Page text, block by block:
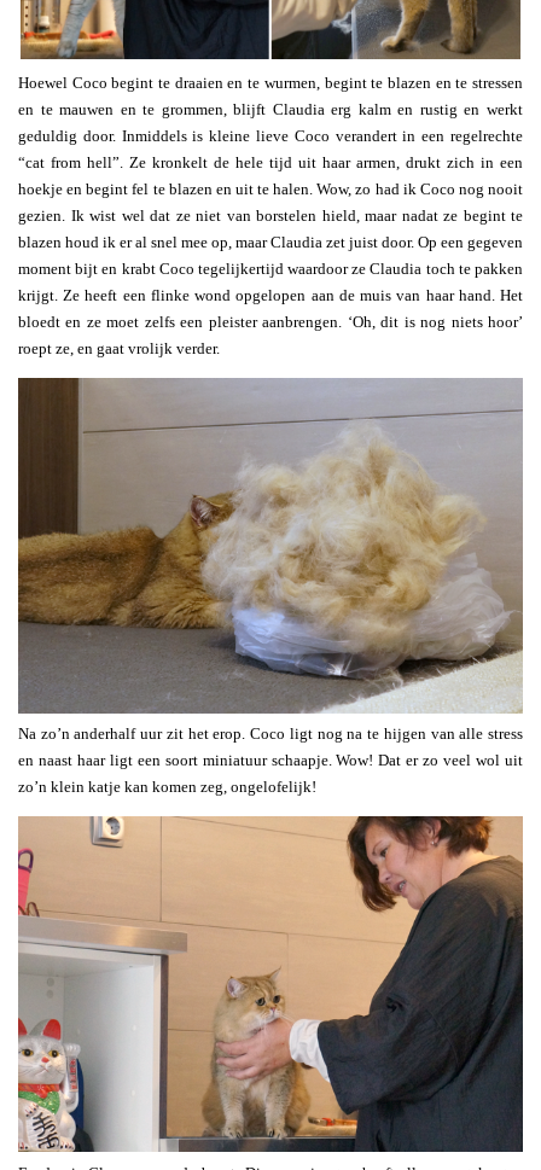
Hoewel Coco begint te draaien en te wurmen, begint te blazen en te stressen
en te mauwen en te grommen, blijft Claudia erg kalm en rustig en werkt
geduldig door. Inmiddels is kleine lieve Coco verandert in een regelrechte
“cat from hell”. Ze kronkelt de hele tijd uit haar armen, drukt zich in een
hoekje en begint fel te blazen en uit te halen. Wow, zo had ik Coco nog nooit
gezien. Ik wist wel dat ze niet van borstelen hield, maar nadat ze begint te
blazen houd ik er al snel mee op, maar Claudia zet juist door. Op een gegeven
moment bijt en krabt Coco tegelijkertijd waardoor ze Claudia toch te pakken
krijgt. Ze heeft een flinke wond opgelopen aan de muis van haar hand. Het
bloedt en ze moet zelfs een pleister aanbrengen. ‘Oh, dit is nog niets hoor’
roept ze, en gaat vrolijk verder.
Na zo’n anderhalf uur zit het erop. Coco ligt nog na te hijgen van alle stress
en naast haar ligt een soort miniatuur schaapje. Wow! Dat er zo veel wol uit
zo’n klein katje kan komen zeg, ongelofelijk!